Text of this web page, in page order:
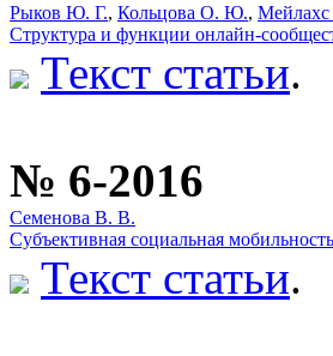
Рыков Ю. Г., Кольцова О. Ю.,
Структура и функции онлайн-
Текст статьи.
№ 6-2016
Семенова В. В.
Субъективная социальная
Текст статьи.